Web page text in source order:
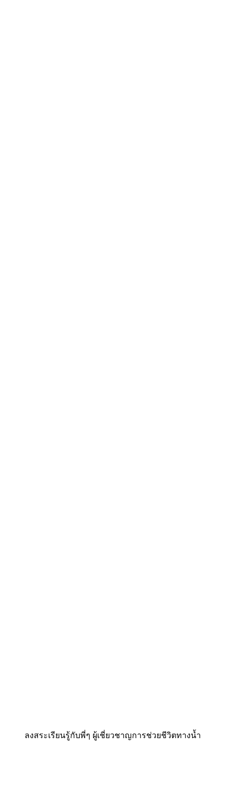
ลงสระเรียนรู้กับพี่ๆ ผู้เชี่ยวชาญการช่วยชีวิตทางน้ำ